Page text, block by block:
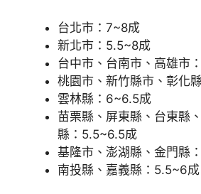
台北市：7~8成
新北市：5.5~8成
台中市、台南市、高雄市
桃園市、新竹縣市、彰化
雲林縣：6~6.5成
苗栗縣、屏東縣、台東縣
縣：5.5~6.5成
基隆市、澎湖縣、金門縣
南投縣、嘉義縣：5.5~6成